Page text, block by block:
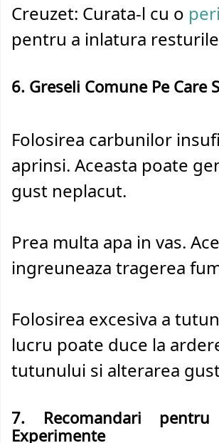
Creuzet: Curata-l cu o
pentru a inlatura
6. Greseli Comune Pe Care
Folosirea carbunilor
aprinsi. Aceasta poate
gust neplacut.
Prea multa apa in vas.
ingreuneaza tragerea
Folosirea excesiva a
lucru poate duce la
tutunului si alterarea
7. Recomandari
Experimente